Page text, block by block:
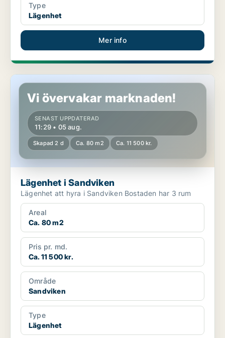
Type
Lägenhet
Mer info
Lägenhet i Sandviken
Vi övervakar marknaden!
SENAST UPPDATERAD
11:29 • 05 aug.
Skapad 2 d Ca. 80 m2 Ca. 11 500 kr.
Lägenhet i Sandviken
Lägenhet att hyra i Sandviken Bostaden har 3 rum
Areal
Ca. 80 m2
Pris pr. md.
Ca. 11 500 kr.
Område
Sandviken
Type
Lägenhet